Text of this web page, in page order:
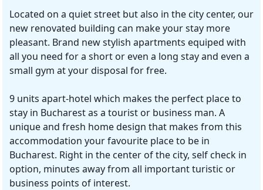
Located on a quiet street but also in the city center, our
new renovated building can make your stay more
pleasant. Brand new stylish apartments equiped with
all you need for a short or even a long stay and even a
small gym at your disposal for free.
9 units apart-hotel which makes the perfect place to
stay in Bucharest as a tourist or business man. A
unique and fresh home design that makes from this
accommodation your favourite place to be in
Bucharest. Right in the center of the city, self check in
option, minutes away from all important turistic or
business points of interest.